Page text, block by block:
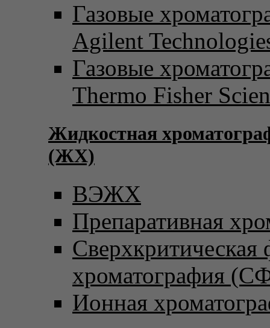
Газовые
Agilent
Газовые
Thermo Fisher
Жидкостная
(ЖХ)
ВЭЖХ
Препаративная
хроматография
Ионная